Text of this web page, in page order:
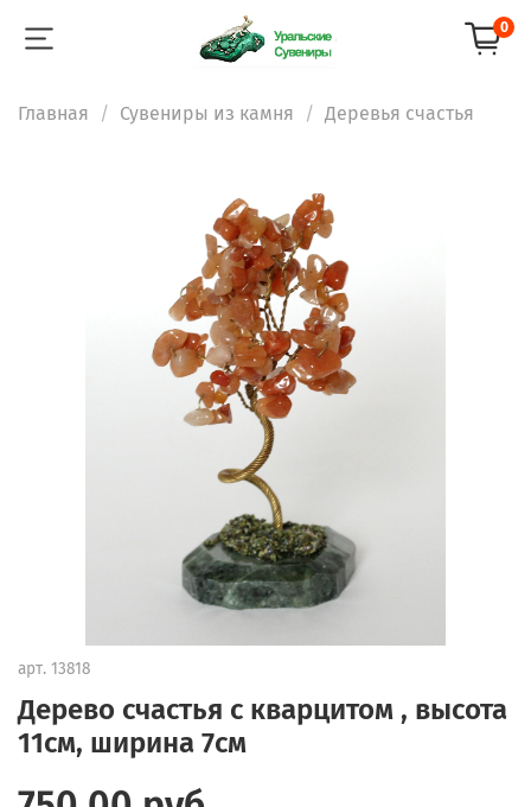
0
Главная Сувениры из камня Деревья счастья
арт. 13818
Дерево счастья с кварцитом , высота
11см, ширина 7см